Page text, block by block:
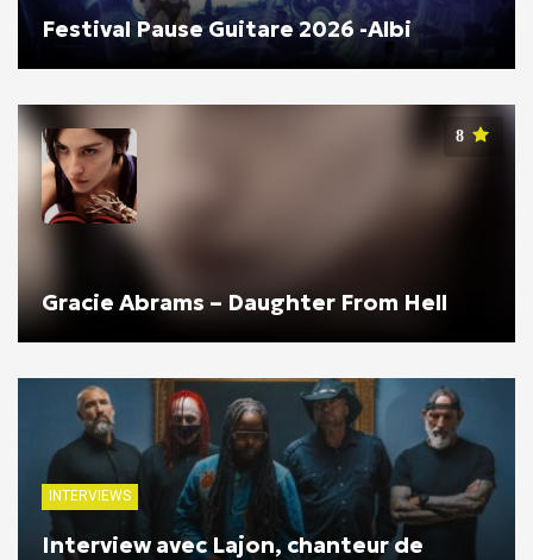
Festival Pause Guitare 2026 -Albi
8
Gracie Abrams – Daughter From Hell
INTERVIEWS
Interview avec Lajon, chanteur de